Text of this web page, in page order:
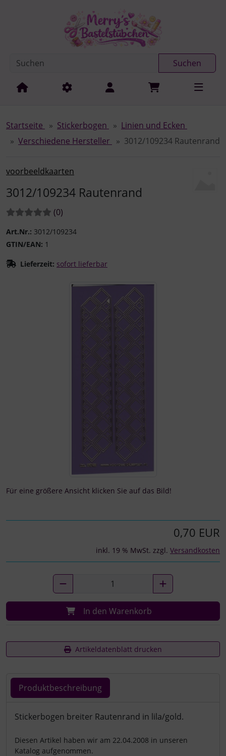
Springe zur Navigation
Suchen
Startseite Stickerbogen
Linien und Ecken
Verschiedene Hersteller
3012/109234 Rautenrand
voorbeeldkaarten
3012/109234 Rautenrand
Bewertungen:
(0Bewertungen
)
Art.Nr.: 3012/109234
GTIN/EAN: 1
Lieferzeit: sofort lieferbar
Wenn mehr als ein Produktbild existiert, können Sie die
Für eine größere Ansicht klicken Sie auf das Bild!
0,70 EUR
inkl. 19 % MwSt. zzgl. Versandkosten
In den Warenkorb
Artikeldatenblatt drucken
Produktbeschreibung
Produktbeschreibung
Stickerbogen breiter Rautenrand in lila/gold.
Diesen Artikel haben wir am 22.04.2008 in unseren
Katalog aufgenommen.